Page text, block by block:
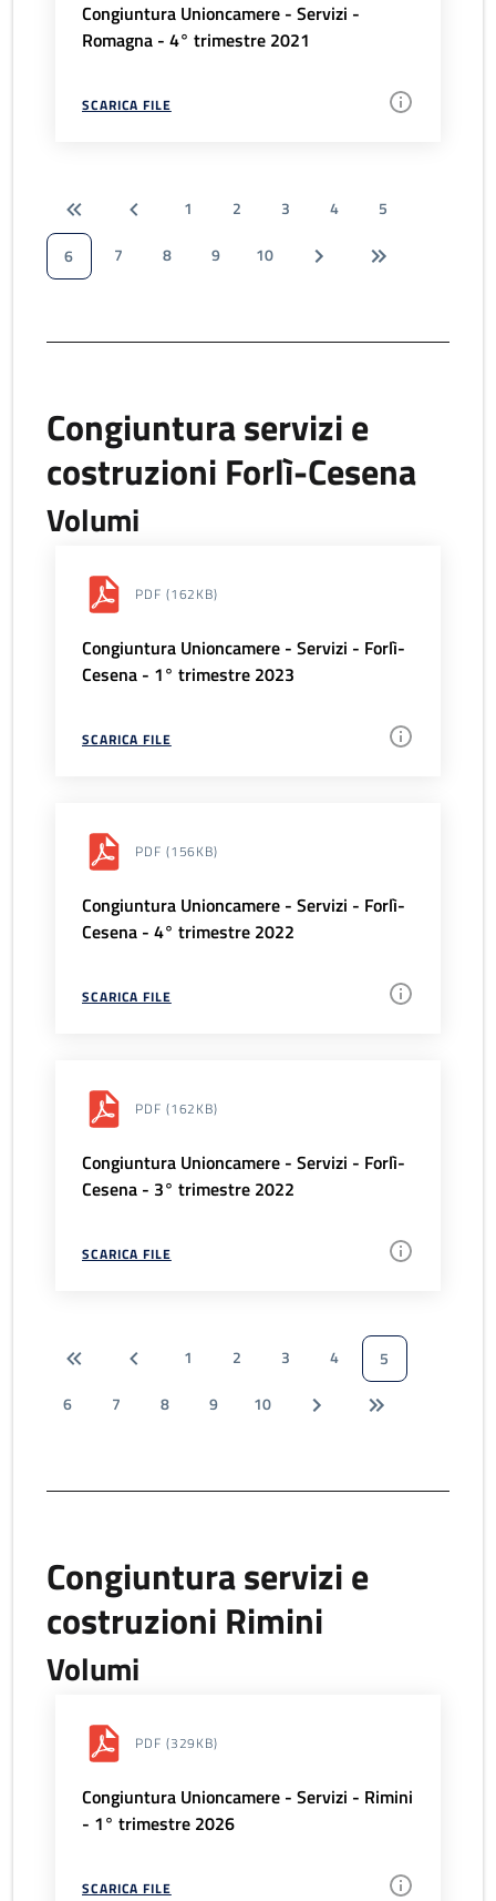
Congiuntura Unioncamere - Servizi -
Romagna - 4° trimestre 2021
SCARICA FILE
1 2 3 4
5
6
7 8 9 10
Congiuntura servizi e
costruzioni Forlì-Cesena
Volumi
PDF (162KB)
Congiuntura Unioncamere - Servizi - Forlì-
Cesena - 1° trimestre 2023
SCARICA FILE
PDF (156KB)
Congiuntura Unioncamere - Servizi - Forlì-
Cesena - 4° trimestre 2022
SCARICA FILE
PDF (162KB)
Congiuntura Unioncamere - Servizi - Forlì-
Cesena - 3° trimestre 2022
SCARICA FILE
1 2 3 4
5
6
7 8 9 10
Congiuntura servizi e
costruzioni Rimini
Volumi
PDF (329KB)
Congiuntura Unioncamere - Servizi - Rimini
- 1° trimestre 2026
SCARICA FILE